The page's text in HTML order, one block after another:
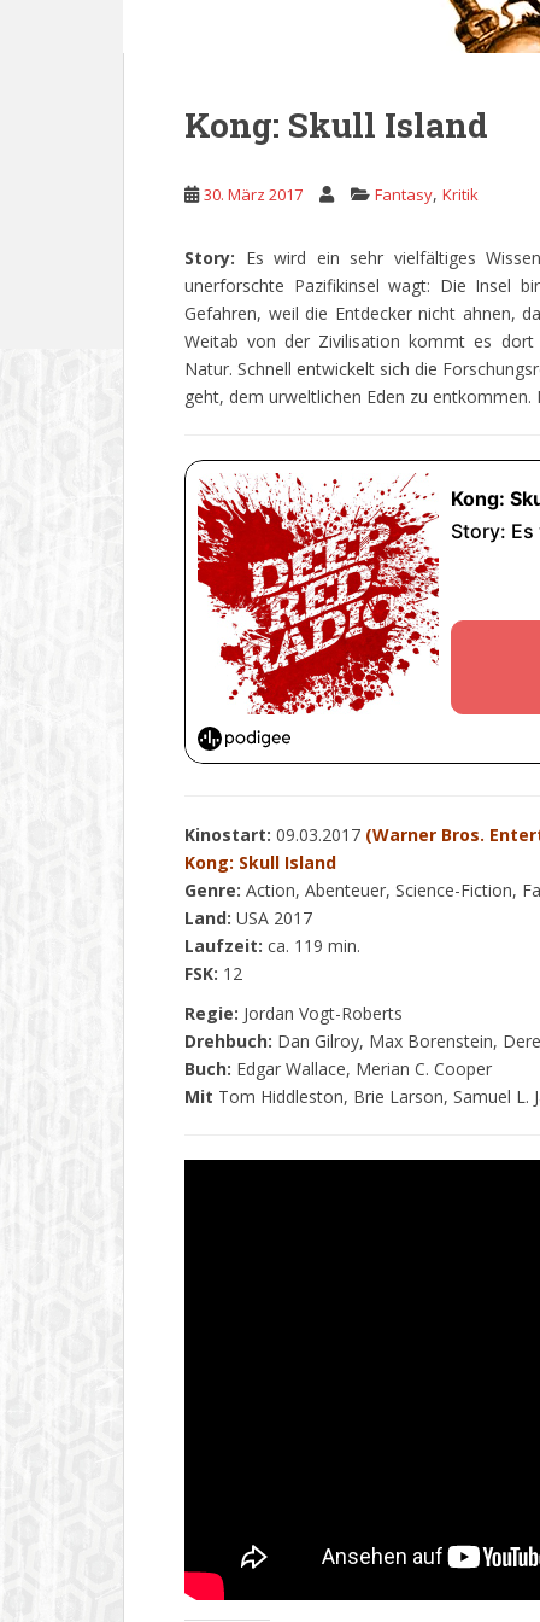
Kong: Skull Island
30. März 2017 Fantasy, Kritik
Story: Es wird ein sehr vielfältiges
unerforschte Pazifikinsel wagt: Die Insel
Gefahren, weil die Entdecker nicht ahnen,
Weitab von der Zivilisation kommt es
Natur. Schnell entwickelt sich die
geht, dem urweltlichen Eden zu
Kinostart: 09.03.2017 (Warner Bros.
Kong: Skull Island
Genre: Action, Abenteuer, Science-Fiction,
Land: USA 2017
Laufzeit: ca. 119 min.
FSK: 12
Regie: Jordan Vogt-Roberts
Drehbuch: Dan Gilroy, Max Borenstein,
Buch: Edgar Wallace, Merian C. Cooper
Mit Tom Hiddleston, Brie Larson, Samuel L.